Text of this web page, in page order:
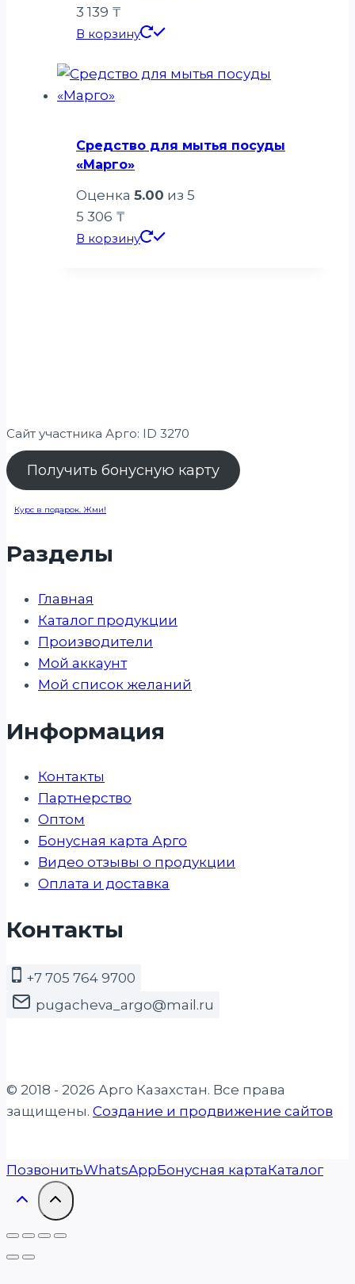
3 139 ₸
В корзину
Средство для мытья посуды
«Марго»
Оценка 5.00 из 5
5 306 ₸
В корзину
Сайт участника Арго: ID 3270
Получить бонусную карту
Курс в подарок. Жми!
Разделы
Главная
Каталог продукции
Производители
Мой аккаунт
Мой список желаний
Информация
Контакты
Партнерство
Оптом
Бонусная карта Арго
Видео отзывы о продукции
Оплата и доставка
Контакты
+7 705 764 9700
pugacheva_argo@mail.ru
© 2018 - 2026 Арго Казахстан. Все права
защищены. Создание и продвижение сайтов
ПозвонитьWhatsAppБонусная картаКаталог